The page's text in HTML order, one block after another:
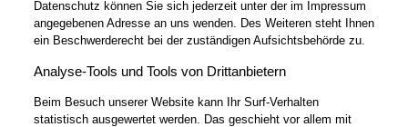
Datenschutz können Sie sich jederzeit unter der im Impressum
angegebenen Adresse an uns wenden. Des Weiteren steht Ihnen
ein Beschwerderecht bei der zuständigen Aufsichtsbehörde zu.
Analyse-Tools und Tools von Drittanbietern
Beim Besuch unserer Website kann Ihr Surf-Verhalten
statistisch ausgewertet werden. Das geschieht vor allem mit